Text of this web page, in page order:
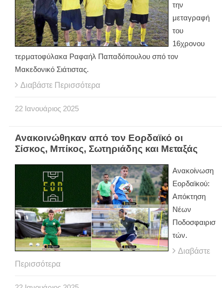
την
μεταγραφή
του
16χρονου
τερματοφύλακα Ραφαήλ Παπαδόπουλου σπό τον
Μακεδονικό Σιάτιστας.
Διαβάστε Περισσότερα
22 Ιανουάριος 2025
Ανακοινώθηκαν από τον Εορδαϊκό οι
Σίσκος, Μπίκος, Σωτηριάδης και Μεταξάς
Ανακοίνωση
Εορδαϊκού:
Απόκτηση
Νέων
Ποδοσφαιρισ
τών.
Διαβάστε
Περισσότερα